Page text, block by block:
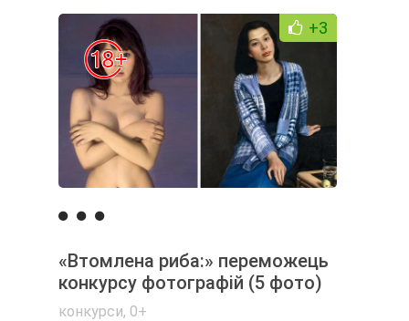
+3
«Втомлена риба:» переможець
конкурсу фотографій (5 фото)
конкурси, 0+